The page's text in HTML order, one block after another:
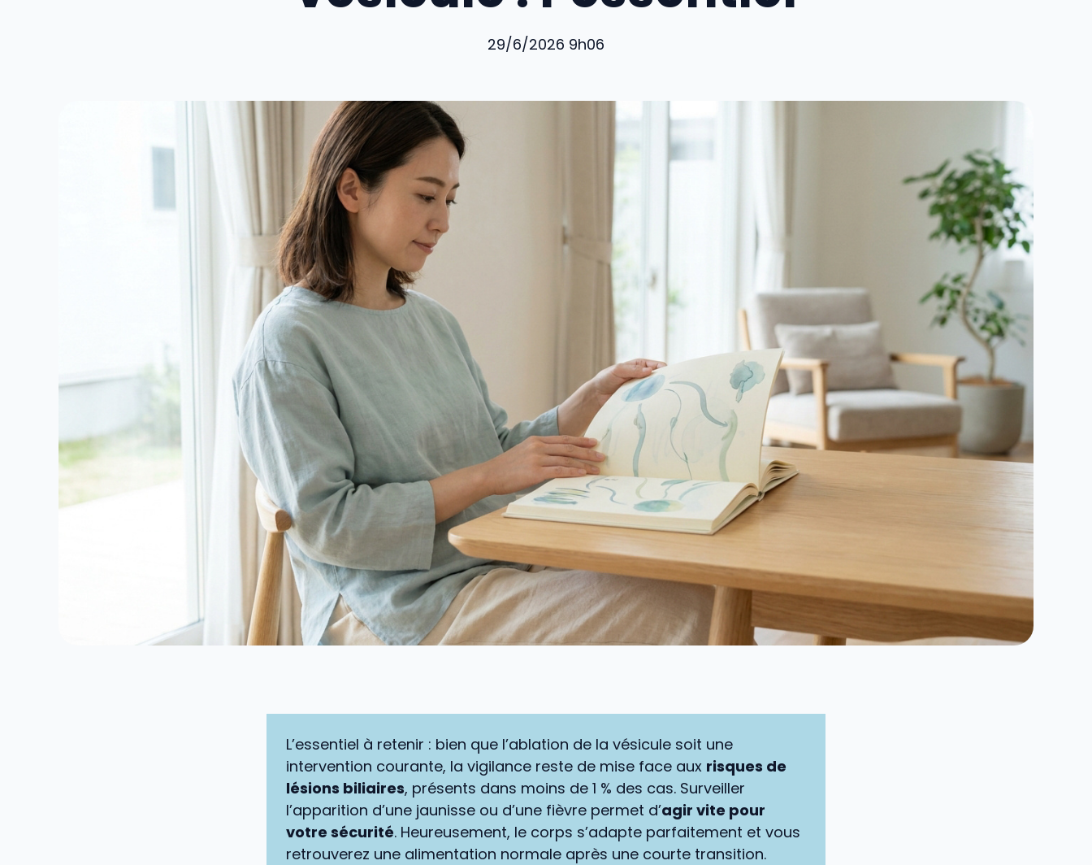
29/6/2026 9h06
L’essentiel à retenir : bien que l’ablation de la vésicule soit une
intervention courante, la vigilance reste de mise face aux risques de
lésions biliaires, présents dans moins de 1 % des cas. Surveiller
l’apparition d’une jaunisse ou d’une fièvre permet d’agir vite pour
votre sécurité. Heureusement, le corps s’adapte parfaitement et vous
retrouverez une alimentation normale après une courte transition.